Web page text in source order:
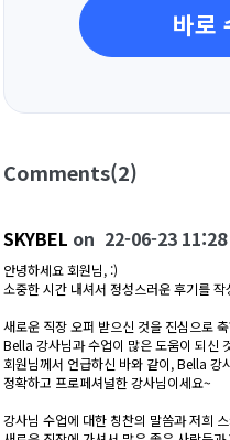
바로
Comments(2)
SKYBEL on 22-06-23 11:28
안녕하세요 회원님, :)
소중한 시간 내셔서 정성스러운 후기를
새로운 직장 오퍼 받으신 것을 진심으로
Bella 강사님과 수업이 많은 도움이 되신
회원님께서 언급하신 바와 같이, Bella 강
정확하고 프로페셔널한 강사님이세요~
강사님 수업에 대한 칭찬의 말씀과 저희